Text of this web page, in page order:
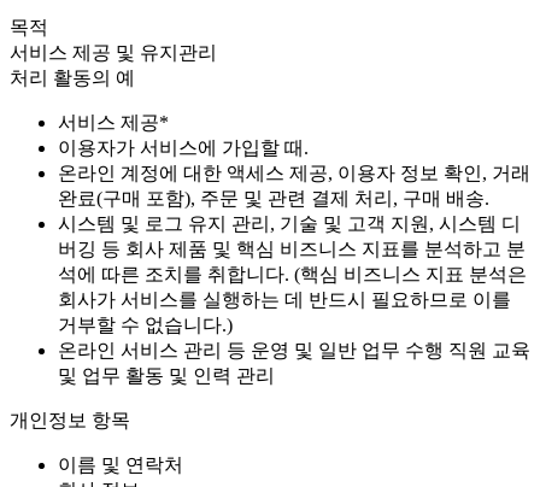
목적
서비스 제공 및 유지관리
처리 활동의 예
서비스 제공*
이용자가 서비스에 가입할 때.
온라인 계정에 대한 액세스 제공, 이용자 정보 확인, 거래
완료(구매 포함), 주문 및 관련 결제 처리, 구매 배송.
시스템 및 로그 유지 관리, 기술 및 고객 지원, 시스템 디
버깅 등 회사 제품 및 핵심 비즈니스 지표를 분석하고 분
석에 따른 조치를 취합니다. (핵심 비즈니스 지표 분석은
회사가 서비스를 실행하는 데 반드시 필요하므로 이를
거부할 수 없습니다.)
온라인 서비스 관리 등 운영 및 일반 업무 수행 직원 교육
및 업무 활동 및 인력 관리
개인정보 항목
이름 및 연락처